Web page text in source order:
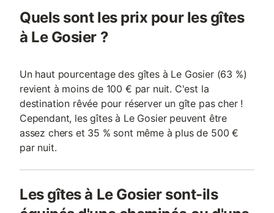
Quels sont les prix pour les gîtes
à Le Gosier ?
Un haut pourcentage des gîtes à Le Gosier (63 %)
revient à moins de 100 € par nuit. C'est la
destination rêvée pour réserver un gîte pas cher !
Cependant, les gîtes à Le Gosier peuvent être
assez chers et 35 % sont même à plus de 500 €
par nuit.
Les gîtes à Le Gosier sont-ils